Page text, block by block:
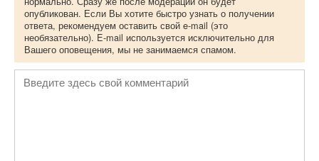
опубликован. Если Вы хотите быстро узнать о получении
ответа, рекомендуем оставить свой e-mail (это
необязательно). E-mail используется исключительно для
Вашего оповещения, мы не занимаемся спамом.